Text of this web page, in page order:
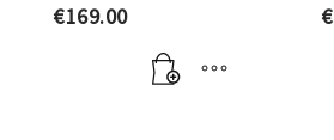
€169.00 €